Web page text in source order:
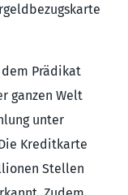
Prädikat
ganzen Welt
unter
Kreditkarte
Stellen